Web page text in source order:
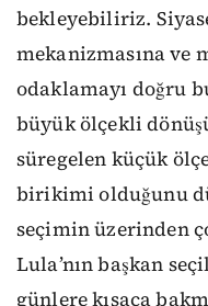
bekleyebiliriz.
mekanizmasına ve
odaklamayı doğru
büyük ölçekli
süregelen küçük
birikimi olduğunu
seçimin üzerinden
Lula’nın başkan
günlere kısaca